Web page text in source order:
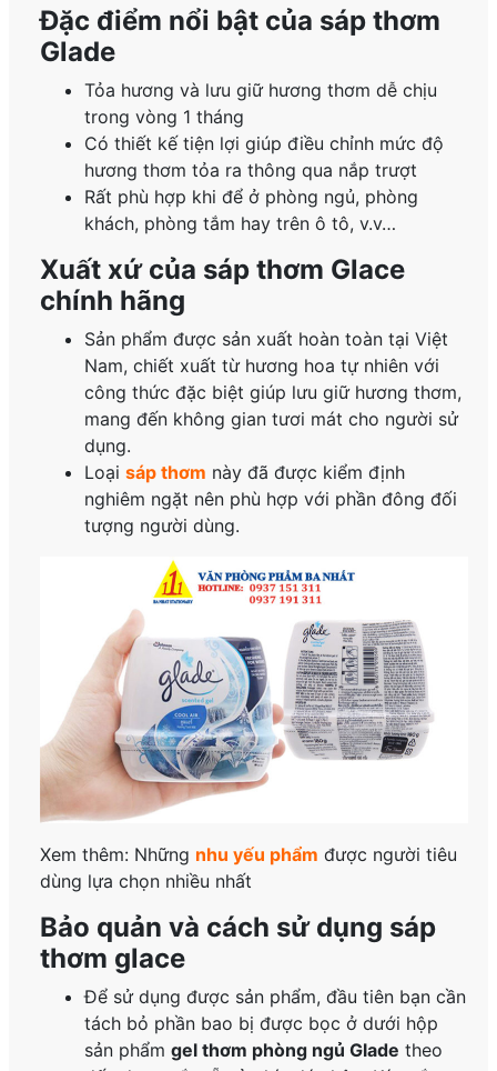
Đặc điểm nổi bật của sáp thơm
Glade
Tỏa hương và lưu giữ hương thơm dễ chịu
trong vòng 1 tháng
Có thiết kế tiện lợi giúp điều chỉnh mức độ
hương thơm tỏa ra thông qua nắp trượt
Rất phù hợp khi để ở phòng ngủ, phòng
khách, phòng tắm hay trên ô tô, v.v…
Xuất xứ của sáp thơm Glace
chính hãng
Sản phẩm được sản xuất hoàn toàn tại Việt
Nam, chiết xuất từ hương hoa tự nhiên với
công thức đặc biệt giúp lưu giữ hương thơm,
mang đến không gian tươi mát cho người sử
dụng.
Loạisáp thơm này đã được kiểm định
nghiêm ngặt nên phù hợp với phần đông đối
tượng người dùng.
Xem thêm: Những nhu yếu phẩm được người tiêu
dùng lựa chọn nhiều nhất
Bảo quản và cách sử dụng sáp
thơm glace
Để sử dụng được sản phẩm, đầu tiên bạn cần
tách bỏ phần bao bị được bọc ở dưới hộp
sản phẩmgel thơm phòng ngủ Glade theo